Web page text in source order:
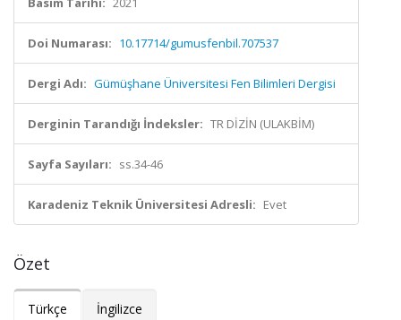
Doi Numarası: 10.17714/gumusfenbil.707537
Dergi Adı: Gümüşhane Üniversitesi Fen Bilimleri Dergisi
Derginin Tarandığı İndeksler: TR DİZİN (ULAKBİM)
Sayfa Sayıları: ss.34-46
Karadeniz Teknik Üniversitesi Adresli: Evet
Özet
Türkçe İngilizce